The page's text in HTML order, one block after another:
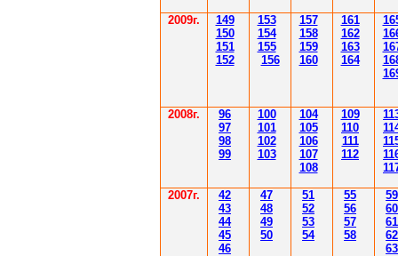
2009г.
149
150
151
152
153
154
155
156
157
158
159
160
161
162
163
164
2008г.
96
97
98
99
100
101
102
103
104
105
106
107
108
109
110
111
112
2007г.
42
43
44
45
46
47
48
49
50
51
52
53
54
55
56
57
58
59
60
61
62
63